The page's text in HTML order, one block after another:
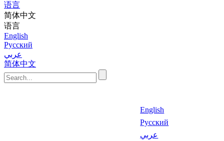
语言
简体中文
语言
English
Русский
عربي
简体中文
English
Русский
عربي